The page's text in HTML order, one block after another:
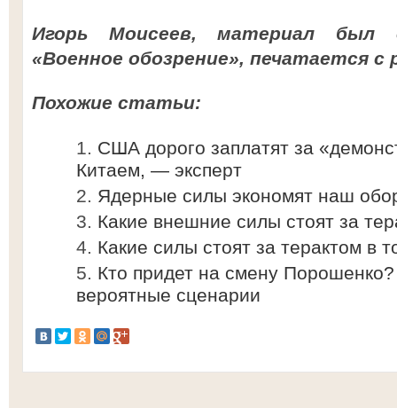
Игорь Моисеев, материал был
«Военное обозрение», печатается с
Похожие статьи:
США дорого заплатят за
Китаем, — эксперт
Ядерные силы экономят наш
Какие внешние силы стоят за
Какие силы стоят за терактом в
Кто придет на смену
вероятные сценарии